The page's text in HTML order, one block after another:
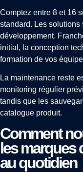
Comptez entre 8 et 16
standard. Les solutions
développement.
initial, la conception
formation de vos
La maintenance reste
monitoring régulier
tandis que les
catalogue produit.
Comment
les marques
au quotidien